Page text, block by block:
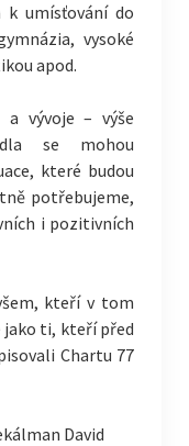
umísťování do
vysoké
apod.
vývoje – výše
se mohou
které budou
potřebujeme,
i pozitivních
kteří v tom
jako ti, kteří před
Chartu 77
David